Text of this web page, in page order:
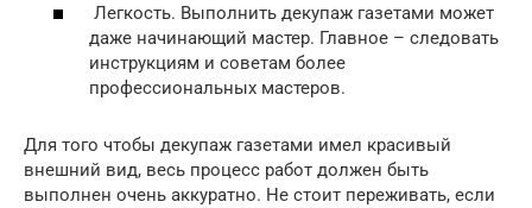
Легкость. Выполнить декупаж газетами может
даже начинающий мастер. Главное – следовать
инструкциям и советам более
профессиональных мастеров.
Для того чтобы декупаж газетами имел красивый
внешний вид, весь процесс работ должен быть
выполнен очень аккуратно. Не стоит переживать, если